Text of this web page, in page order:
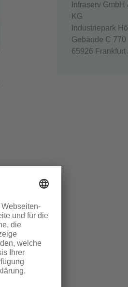
Infraserv
KG
Industriepark
Gebäude C 770
65926 Frankfurt